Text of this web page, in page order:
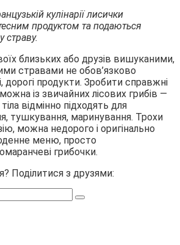
кулінарії лисички
продуктом та подаються
страву.
близьких або друзів вишуканими,
стравами не обов’язково
дорогі продукти. Зробити справжні
із звичайних лісових грибів —
відмінно підходять для
тушкування, маринування. Трохи
можна недорого і оригінально
меню, просто
грибочки.
Поділитися з друзями: